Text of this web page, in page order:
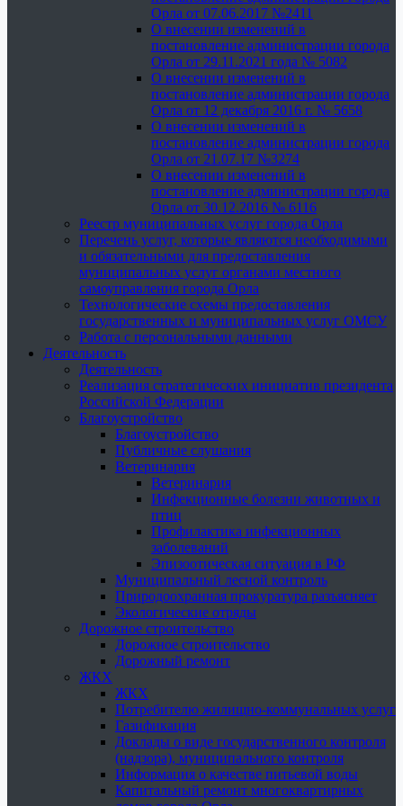
Орла от 07.06.2017 №2411
О внесении изменений в
постановление администрации города
Орла от 29.11.2021 года № 5082
О внесении изменений в
постановление администрации города
Орла от 12 декабря 2016 г. № 5658
О внесении изменений в
постановление администрации города
Орла от 21.07.17 №3274
О внесении изменений в
постановление администрации города
Орла от 30.12.2016 № 6116
Реестр муниципальных услуг города Орла
Перечень услуг, которые являются необходимыми
и обязательными для предоставления
муниципальных услуг органами местного
самоуправления города Орла
Технологические схемы предоставления
государственных и муниципальных услуг ОМСУ
Работа с персональными данными
Деятельность
Деятельность
Реализация стратегических инициатив президента
Российской Федерации
Благоустройство
Благоустройство
Публичные слушания
Ветеринария
Ветеринария
Инфекционные болезни животных и
птиц
Профилактика инфекционных
заболеваний
Эпизоотическая ситуация в РФ
Муниципальный лесной контроль
Природоохранная прокуратура разъясняет
Экологические отряды
Дорожное строительство
Дорожное строительство
Дорожный ремонт
ЖКХ
ЖКХ
Потребителю жилищно-коммунальных услуг
Газификация
Доклады о виде государственного контроля
(надзора), муниципального контроля
Информация о качестве питьевой воды
Капитальный ремонт многоквартирных